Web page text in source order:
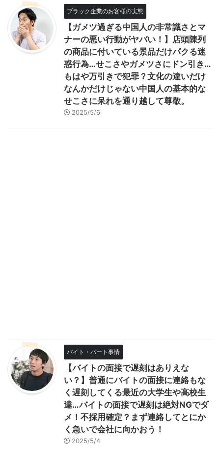
ブラック企業のお客様の実態
【ガメツ過ぎる中国人の非常識さとマ
ナーの悪い行動がヤバい！】店頭陳列
の商品に付いている景品だけパクる迷
惑行為…せこさやガメツさにドン引き…
もはや万引きで犯罪？文化の違いだけ
なんかだけじゃない中国人の基本的な
せこさに呆れを通り越して尊敬。
2025/5/6
バイト・パート事情
【バイトの面接で遅刻はありえな
い？】普通にバイトの面接に連絡もな
く遅刻してくる最近の大学生や高校生
達…バイトの面接で遅刻は絶対NGでダ
メ！不採用確定？まず連絡してとにか
く急いで会社に向かおう！
2025/5/4